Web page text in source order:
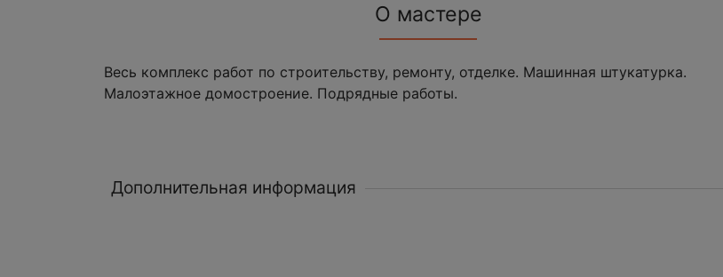
О мастере
Весь комплекс работ по строительству, ремонту, отделке. Машинная штукатурка.
Малоэтажное домостроение. Подрядные работы.
Дополнительная информация